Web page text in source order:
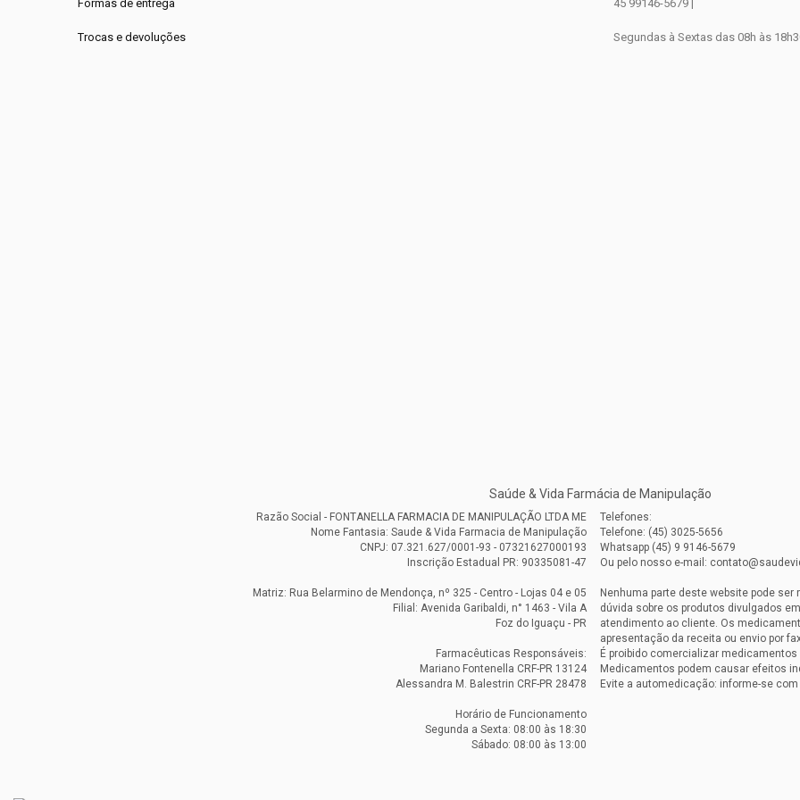
Formas de entrega
Trocas e devoluções
45 99146-5679 |
Segundas à Sextas das 08h às
Saúde & Vida Farmácia de Manipulação
Razão Social - FONTANELLA FARMACIA DE MANIPULAÇÃO LTDA ME
Nome Fantasia: Saude & Vida Farmacia de Manipulação
CNPJ: 07.321.627/0001-93 - 07321627000193
Inscrição Estadual PR: 90335081-47
Matriz: Rua Belarmino de Mendonça, nº 325 - Centro - Lojas 04 e 05
Filial: Avenida Garibaldi, n° 1463 - Vila A
Foz do Iguaçu - PR
Farmacêuticas Responsáveis:
Mariano Fontenella CRF-PR 13124
Alessandra M. Balestrin CRF-PR 28478
Horário de Funcionamento
Segunda a Sexta: 08:00 às 18:30
Sábado: 08:00 às 13:00
Telefones:
Telefone: (45) 3025-5656
Whatsapp (45) 9 9146-5679
Ou pelo nosso e-mail:
Nenhuma parte deste website pode
dúvida sobre os produtos divulgados
atendimento ao cliente. Os
apresentação da receita ou envio por
É proibido comercializar
Medicamentos podem causar efeitos
Evite a automedicação: informe-se